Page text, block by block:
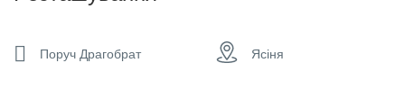
Поруч Драгобрат Ясіня